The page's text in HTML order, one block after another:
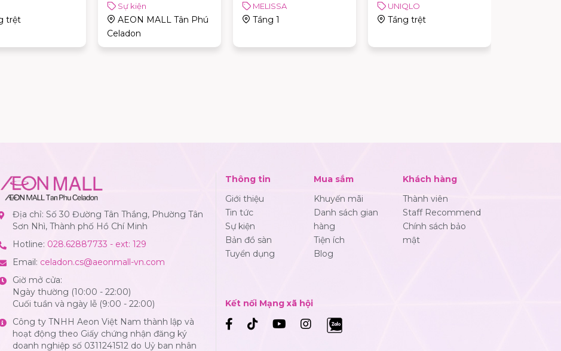
trệt
Sự kiện
AEON MALL Tân Phú
Celadon
MELISSA
Tầng 1
UNIQLO
Tầng trệt
Địa chỉ: Số 30 Đường Tân Thắng, Phường Tân
Sơn Nhì, Thành phố Hồ Chí Minh
Hotline: 028.62887733 - ext: 129
Email: celadon.cs@aeonmall-vn.com
Giờ mở cửa:
Ngày thường (10:00 - 22:00)
Cuối tuần và ngày lễ (9:00 - 22:00)
Công ty TNHH Aeon Việt Nam thành lập và
hoạt động theo Giấy chứng nhận đăng ký
doanh nghiệp số 0311241512 do Uỷ ban nhân
Thông tin
Giới thiệu
Tin tức
Sự kiện
Bản đồ sàn
Tuyển dụng
Mua sắm
Khuyến mãi
Danh sách gian
hàng
Tiện ích
Blog
Khách hàng
Thành viên
Staff Recommend
Chính sách bảo
mật
Kết nối Mạng xã hội